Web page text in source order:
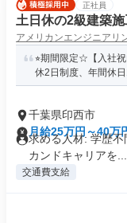
正社員
土日休の2級建築
アメリカンエンジニアリ
⭐︎期間限定☆【入社
休2日制度、年間休
千葉県印西市
月給25万円～40万
求める人材: 学歴
カンドキャリアを...
交通費支給